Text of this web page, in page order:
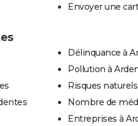
Envoyer une
Délinquance à
Pollution à
Risques
Nombre de
Entreprises à